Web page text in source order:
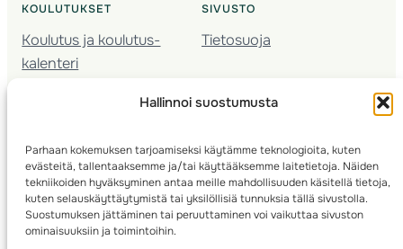
Hallinnoi suostumusta
Parhaan kokemuksen tarjoamiseksi käytämme teknologioita, kuten
evästeitä, tallentaaksemme ja/tai käyttääksemme laitetietoja. Näiden
tekniikoiden hyväksyminen antaa meille mahdollisuuden käsitellä tietoja,
kuten selauskäyttäytymistä tai yksilöllisiä tunnuksia tällä sivustolla.
Suostumuksen jättäminen tai peruuttaminen voi vaikuttaa sivuston
ominaisuuksiin ja toimintoihin.
KOULUTUKSET
Koulutus ja koulutus­
kalenteri
Seura­kehittäminen
Kartoitus
Ratamestari
SIVUSTO
Tietosuoja
© 2025 ·Suomen Suunnistusliitto· Valimotie 10, 00380 Helsinki, Finland